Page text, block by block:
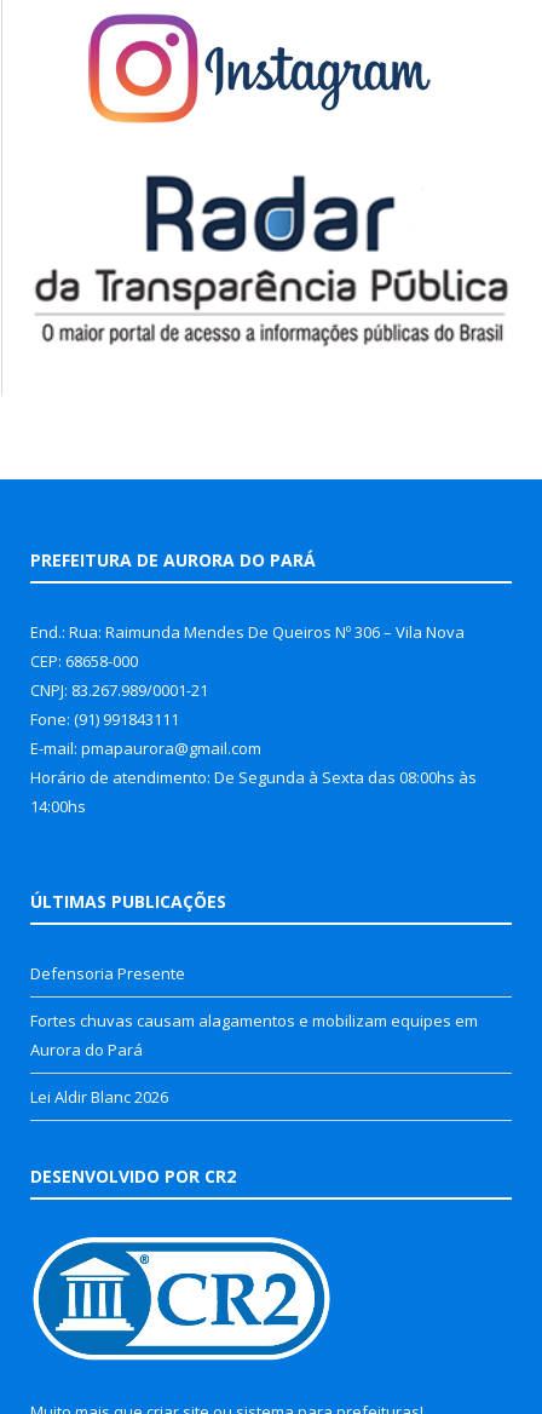
PREFEITURA DE AURORA DO PARÁ
End.: Rua: Raimunda Mendes De Queiros Nº 306 – Vila Nova
CEP: 68658-000
CNPJ: 83.267.989/0001-21
Fone: (91) 991843111
E-mail: pmapaurora@gmail.com
Horário de atendimento: De Segunda à Sexta das 08:00hs às
14:00hs
ÚLTIMAS PUBLICAÇÕES
Defensoria Presente
Fortes chuvas causam alagamentos e mobilizam equipes em
Aurora do Pará
Lei Aldir Blanc 2026
DESENVOLVIDO POR CR2